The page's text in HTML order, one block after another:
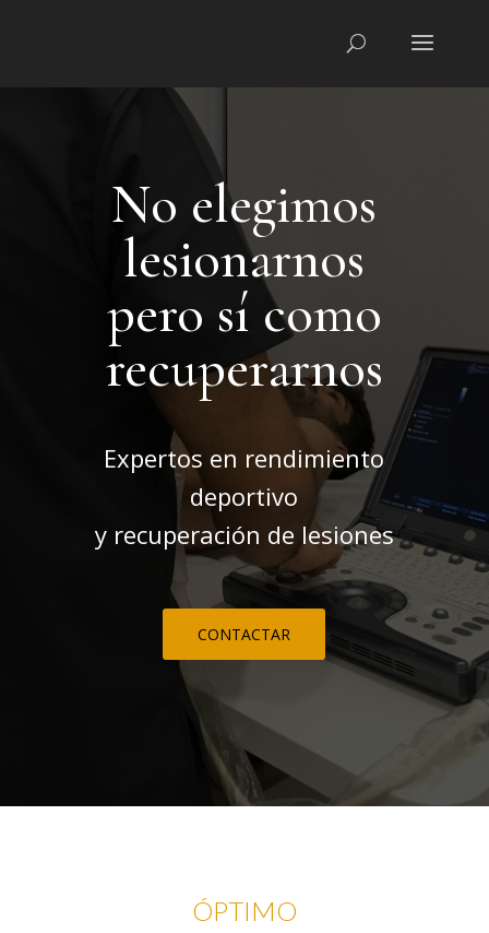
No elegimos
lesionarnos
pero sí como
recuperarnos
Expertos en rendimiento
deportivo
y recuperación de lesiones
CONTACTAR
ÓPTIMO